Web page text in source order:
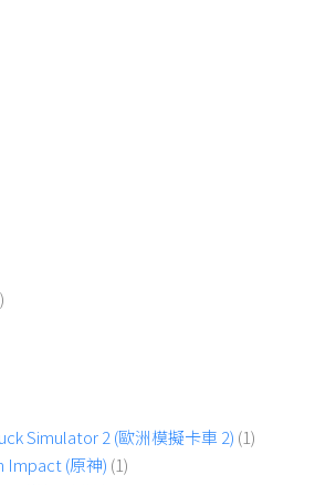
Simulator 2 (歐洲模擬卡車 2) (1)
Impact (原神) (1)